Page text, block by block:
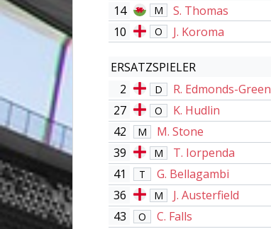
14
M
S. Thomas
10
O J. Koroma
ERSATZSPIELER
2
D R. Edmonds-Green
27 O K. Hudlin
42 M
M. Stone
39
M
T. Iorpenda
41
T
G. Bellagambi
36
M
J. Austerfield
43
O
C. Falls